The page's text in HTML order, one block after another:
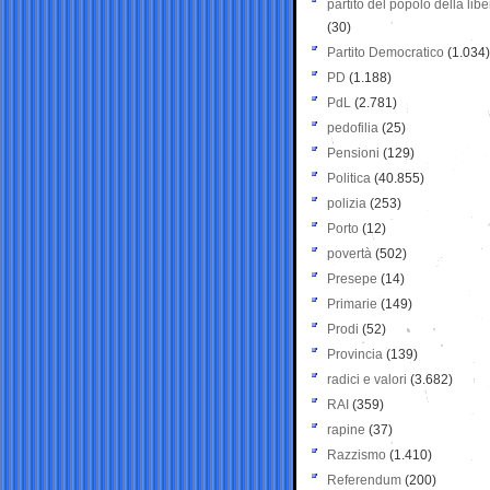
partito del popolo della
(30)
Partito Democratico (1.034)
PD (1.188)
PdL (2.781)
pedofilia (25)
Pensioni (129)
Politica (40.855)
polizia (253)
Porto (12)
povertà (502)
Presepe (14)
Primarie (149)
Prodi (52)
Provincia (139)
radici e valori (3.682)
RAI (359)
rapine (37)
Razzismo (1.410)
Referendum (200)